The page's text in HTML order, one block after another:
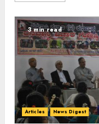
3 min read
Articles News Digest